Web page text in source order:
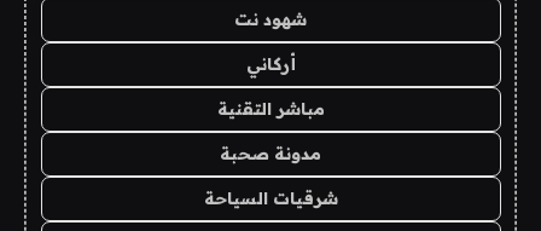
شهود نت
أركاني
مباشر التقنية
مدونة صحبة
شرقيات السياحة